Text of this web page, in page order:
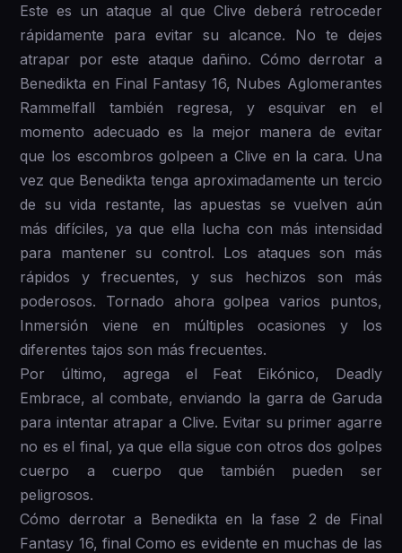
Este es un ataque al que Clive deberá retroceder
rápidamente para evitar su alcance. No te dejes
atrapar por este ataque dañino. Cómo derrotar a
Benedikta en Final Fantasy 16, Nubes Aglomerantes
Rammelfall también regresa, y esquivar en el
momento adecuado es la mejor manera de evitar
que los escombros golpeen a Clive en la cara. Una
vez que Benedikta tenga aproximadamente un tercio
de su vida restante, las apuestas se vuelven aún
más difíciles, ya que ella lucha con más intensidad
para mantener su control. Los ataques son más
rápidos y frecuentes, y sus hechizos son más
poderosos. Tornado ahora golpea varios puntos,
Inmersión viene en múltiples ocasiones y los
diferentes tajos son más frecuentes.
Por último, agrega el Feat Eikónico, Deadly
Embrace, al combate, enviando la garra de Garuda
para intentar atrapar a Clive. Evitar su primer agarre
no es el final, ya que ella sigue con otros dos golpes
cuerpo a cuerpo que también pueden ser
peligrosos.
Cómo derrotar a Benedikta en la fase 2 de Final
Fantasy 16, final Como es evidente en muchas de las